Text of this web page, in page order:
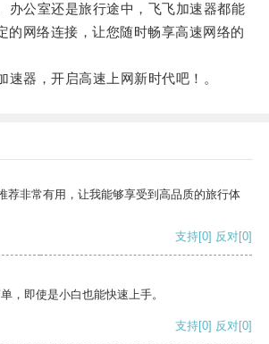
公室还是旅行途中，飞飞加速器都能
的网络连接，让您随时畅享高速网络的
器，开启高速上网新时代吧！。
荐非常有用，让我能够享受到高品质的旅行体
支持[0] 反对[0]
，即使是小白也能快速上手。
支持[0] 反对[0]